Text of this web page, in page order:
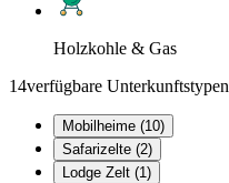
Holzkohle & Gas
14verfügbare Unterkunftstypen
Mobilheime (10)
Safarizelte (2)
Lodge Zelt (1)